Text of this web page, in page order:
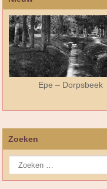
Epe – Dorpsbeek
Zoeken